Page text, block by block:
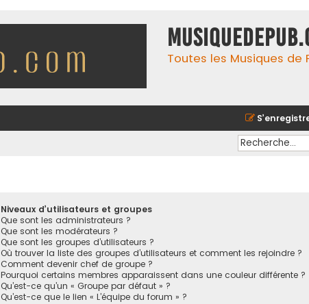
Toutes les Musiques de
Niveaux d’utilisateurs et groupes
Que sont les administrateurs ?
Que sont les modérateurs ?
Que sont les groupes d’utilisateurs ?
Où trouver la liste des groupes d’utilisateurs et comment les rejoindre ?
Comment devenir chef de groupe ?
Pourquoi certains membres apparaissent dans une couleur différente ?
Qu’est-ce qu’un « Groupe par défaut » ?
Qu’est-ce que le lien « L’équipe du forum » ?